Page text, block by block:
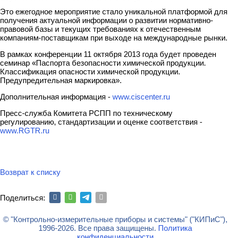
Это ежегодное мероприятие стало уникальной платформой для
получения актуальной информации о развитии нормативно-
правовой базы и текущих требованиях к отечественным
компаниям-поставщикам при выходе на международные рынки.
В рамках конференции 11 октября 2013 года будет проведен
семинар «Паспорта безопасности химической продукции.
Классификация опасности химической продукции.
Предупредительная маркировка».
Дополнительная информация - www.ciscenter.ru
Пресс-служба Комитета РСПП по техническому
регулированию, стандартизации и оценке соответствия -
www.RGTR.ru
Возврат к списку
Поделиться:
© "Контрольно-измерительные приборы и системы" ("КИПиС"),
1996-2026. Все права защищены. Политика